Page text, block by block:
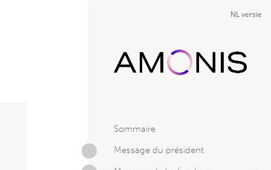
Sommaire
Message du président
NL versie